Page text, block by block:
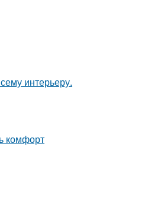
интерьеру.
комфорт